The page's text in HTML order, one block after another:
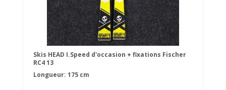
Skis HEAD I.Speed d'occasion + fixations Fischer
RC4 13
Longueur: 175 cm